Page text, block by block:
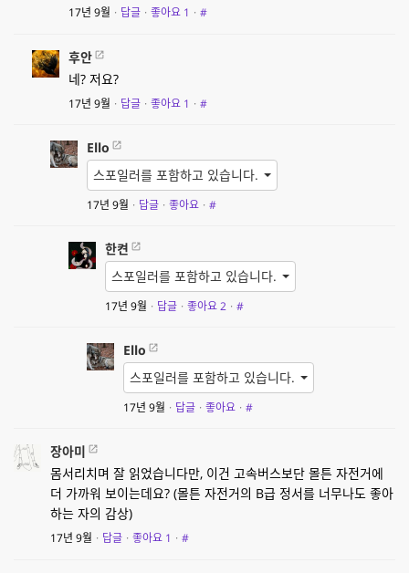
17년 9월 · 답글 · 좋아요 1 · #
후안
네? 저요?
17년 9월 · 답글 · 좋아요 1 · #
Ello
스포일러를 포함하고 있습니다.
17년 9월 · 답글 · 좋아요 · #
한켠
스포일러를 포함하고 있습니다.
17년 9월 · 답글 · 좋아요2 · #
Ello
스포일러를 포함하고 있습니다.
17년 9월 · 답글 · 좋아요 · #
장아미
몸서리치며 잘 읽었습니다만, 이건 고속버스보단 몰튼 자전거에
더 가까워 보이는데요? (몰튼 자전거의 B급 정서를 너무나도 좋아
하는 자의 감상)
17년 9월 · 답글 · 좋아요 1 · #